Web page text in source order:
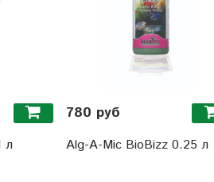
л
780 руб
Alg-A-Mic BioBizz 0.25 л